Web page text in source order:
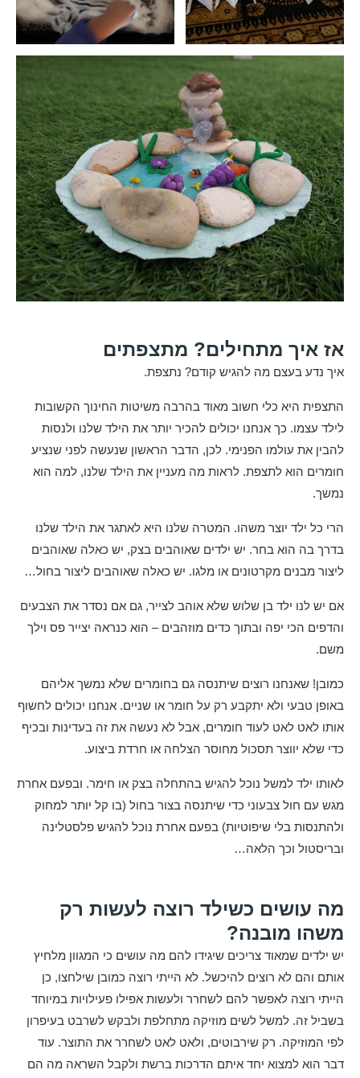
אז איך מתחילים? מתצפתים
איך נדע בעצם מה להגיש קודם? נתצפת.
התצפית היא כלי חשוב מאוד בהרבה משיטות החינוך הקשובות
לילד עצמו. כך אנחנו יכולים להכיר יותר את הילד שלנו ולנסות
להבין את עולמו הפנימי. לכן, הדבר הראשון שנעשה לפני שנציע
חומרים הוא לתצפת. לראות מה מעניין את הילד שלנו, למה הוא
נמשך.
הרי כל ילד יוצר משהו. המטרה שלנו היא לאתגר את הילד שלנו
בדרך בה הוא בחר. יש ילדים שאוהבים בצק, יש כאלה שאוהבים
ליצור מבנים מקרטונים או מלגו. יש כאלה שאוהבים ליצור בחול…
אם יש לנו ילד בן שלוש שלא אוהב לצייר, גם אם נסדר את הצבעים
והדפים הכי יפה ובתוך כדים מוזהבים – הוא כנראה יצייר פס וילך
משם.
כמובן! שאנחנו רוצים שיתנסה גם בחומרים שלא נמשך אליהם
באופן טבעי ולא יתקבע רק על חומר או שניים. אנחנו יכולים לחשוף
אותו לאט לאט לעוד חומרים, אבל לא נעשה את זה בעדינות ובכיף
כדי שלא יווצר תסכול מחוסר הצלחה או חרדת ביצוע.
לאותו ילד למשל נוכל להגיש בהתחלה בצק או חימר. ובפעם אחרת
מגש עם חול צבעוני כדי שיתנסה בצור בחול (בו קל יותר למחוק
ולהתנסות בלי שיפוטיות) בפעם אחרת נוכל להגיש פלסטלינה
ובריסטול וכך הלאה…
מה עושים כשילד רוצה לעשות רק
משהו מובנה?
יש ילדים שמאוד צריכים שיגידו להם מה עושים כי המגוון מלחיץ
אותם והם לא רוצים להיכשל. לא הייתי רוצה כמובן שילחצו, כן
הייתי רוצה לאפשר להם לשחרר ולעשות אפילו פעילויות במיוחד
בשביל זה. למשל לשים מוזיקה מתחלפת ולבקש לשרבט בעיפרון
לפי המוזיקה. רק שירבוטים, ולאט לאט לשחרר את התוצר. עוד
דבר הוא למצוא יחד איתם הדרכות ברשת ולקבל השראה מה הם